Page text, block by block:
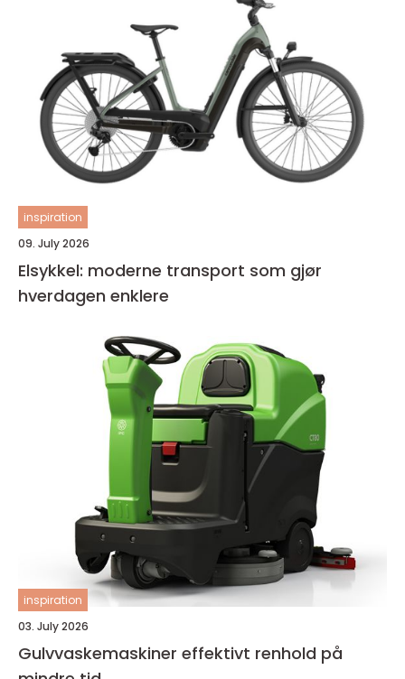
inspiration
09. July 2026
Elsykkel: moderne transport som gjør
hverdagen enklere
inspiration
03. July 2026
Gulvvaskemaskiner effektivt renhold på